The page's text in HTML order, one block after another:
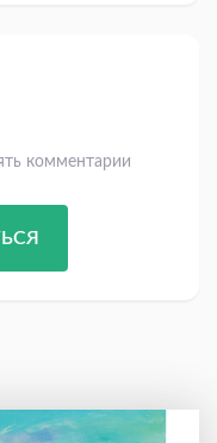
комментарии